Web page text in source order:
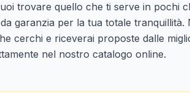
trovare quello che ti serve in pochi
garanzia per la tua totale tranquillità.
cerchi e riceverai proposte dalle
nel nostro catalogo online.